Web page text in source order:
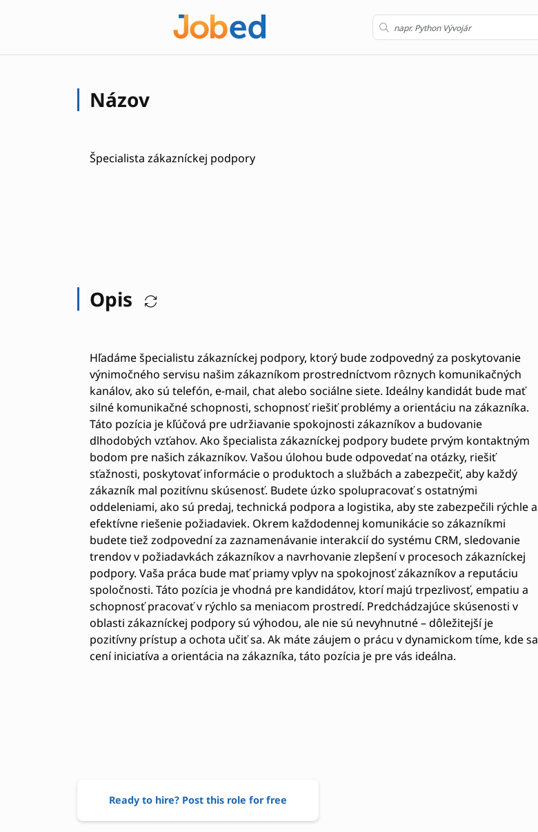
Názov
Špecialista zákazníckej podpory
Opis
Hľadáme špecialistu zákazníckej podpory, ktorý bude zodpovedný za poskytovanie
výnimočného servisu našim zákazníkom prostredníctvom rôznych komunikačných
kanálov, ako sú telefón, e-mail, chat alebo sociálne siete. Ideálny kandidát bude mať
silné komunikačné schopnosti, schopnosť riešiť problémy a orientáciu na zákazníka.
Táto pozícia je kľúčová pre udržiavanie spokojnosti zákazníkov a budovanie
dlhodobých vzťahov. Ako špecialista zákazníckej podpory budete prvým kontaktným
bodom pre našich zákazníkov. Vašou úlohou bude odpovedať na otázky, riešiť
sťažnosti, poskytovať informácie o produktoch a službách a zabezpečiť, aby každý
zákazník mal pozitívnu skúsenosť. Budete úzko spolupracovať s ostatnými
oddeleniami, ako sú predaj, technická podpora a logistika, aby ste zabezpečili rýchle a
efektívne riešenie požiadaviek. Okrem každodennej komunikácie so zákazníkmi
budete tiež zodpovední za zaznamenávanie interakcií do systému CRM, sledovanie
trendov v požiadavkách zákazníkov a navrhovanie zlepšení v procesoch zákazníckej
podpory. Vaša práca bude mať priamy vplyv na spokojnosť zákazníkov a reputáciu
spoločnosti. Táto pozícia je vhodná pre kandidátov, ktorí majú trpezlivosť, empatiu a
schopnosť pracovať v rýchlo sa meniacom prostredí. Predchádzajúce skúsenosti v
oblasti zákazníckej podpory sú výhodou, ale nie sú nevyhnutné – dôležitejší je
pozitívny prístup a ochota učiť sa. Ak máte záujem o prácu v dynamickom tíme, kde sa
cení iniciatíva a orientácia na zákazníka, táto pozícia je pre vás ideálna.
Ready to hire? Post this role for free